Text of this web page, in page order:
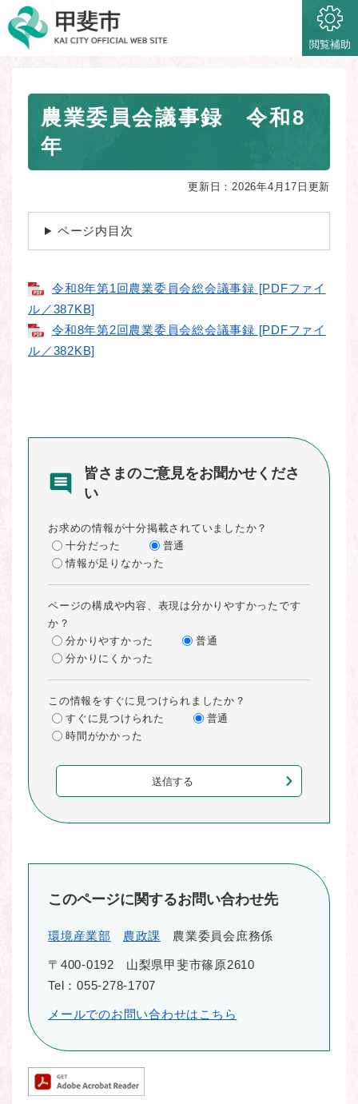
ー
メニューを飛ばして本文へ
閲覧補助
農業委員会議事録 令和8
年
更新日：2026年4月17日更新
ページ内目次
令和8年第1回農業委員会総会議事録 [PDFファイ
ル／387KB]
令和8年第2回農業委員会総会議事録 [PDFファイ
ル／382KB]
皆さまのご意見をお聞かせくださ
い
お求めの情報が十分掲載されていましたか？
十分だった
普通
情報が足りなかった
ページの構成や内容、表現は分かりやすかったです
か？
分かりやすかった
普通
分かりにくかった
この情報をすぐに見つけられましたか？
すぐに見つけられた
普通
時間がかかった
このページに関するお問い合わせ先
環境産業部 農政課 農業委員会庶務係
〒400-0192
山梨県甲斐市篠原2610
Tel：055-278-1707
メールでのお問い合わせはこちら